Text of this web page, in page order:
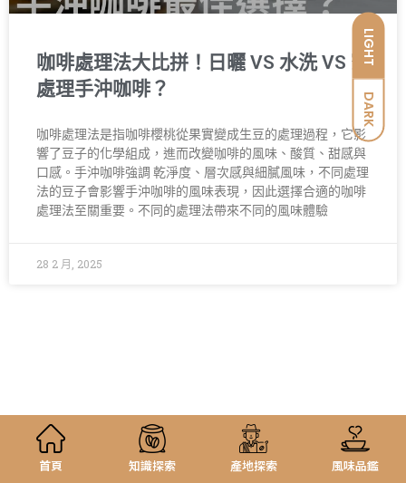
LIGHT
DARK
咖啡處理法大比拼！日曬 VS 水洗 VS 蜜
處理手沖咖啡？
咖啡處理法是指咖啡櫻桃從果實變成生豆的處理過程，它影
響了豆子的化學組成，進而改變咖啡的風味、酸質、甜感與
口感。手沖咖啡強調 乾淨度、層次感與細膩風味，不同處理
法的豆子會影響手沖咖啡的風味表現，因此選擇合適的咖啡
處理法至關重要。不同的處理法帶來不同的風味體驗
28 2 月, 2025
首頁 知識探索 產地探索 風味品鑑